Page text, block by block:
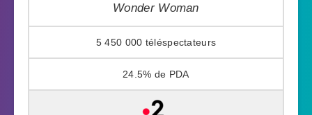
Wonder Woman
5 450 000
24.5%